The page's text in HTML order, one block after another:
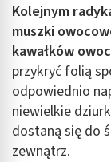
Kolejnym
muszki
kawałków
przykryć folią
odpowiednio
niewielkie
dostaną się do
zewnątrz.